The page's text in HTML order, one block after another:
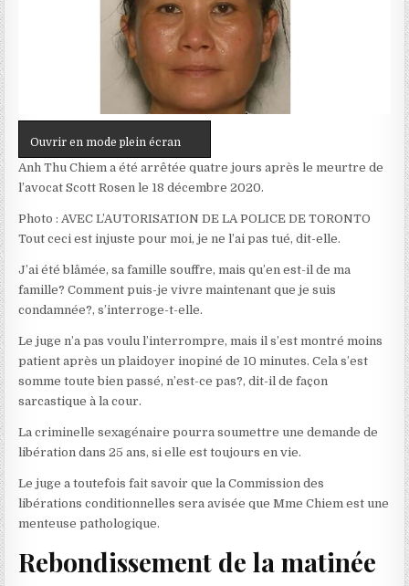
Ouvrir en mode plein écran
Anh Thu Chiem a été arrêtée quatre jours après le meurtre de
l’avocat Scott Rosen le 18 décembre 2020.
Photo : AVEC L’AUTORISATION DE LA POLICE DE TORONTO
Tout ceci est injuste pour moi, je ne l’ai pas tué, dit-elle.
J’ai été blâmée, sa famille souffre, mais qu’en est-il de ma
famille? Comment puis-je vivre maintenant que je suis
condamnée?, s’interroge-t-elle.
Le juge n’a pas voulu l’interrompre, mais il s’est montré moins
patient après un plaidoyer inopiné de 10 minutes.Cela s’est
somme toute bien passé, n’est-ce pas?, dit-il de façon
sarcastique à la cour.
La criminelle sexagénaire pourra soumettre une demande de
libération dans 25 ans, si elle est toujours en vie.
Le juge a toutefois fait savoir que la Commission des
libérations conditionnelles sera avisée que Mme Chiem est une
menteuse pathologique.
Rebondissement de la matinée